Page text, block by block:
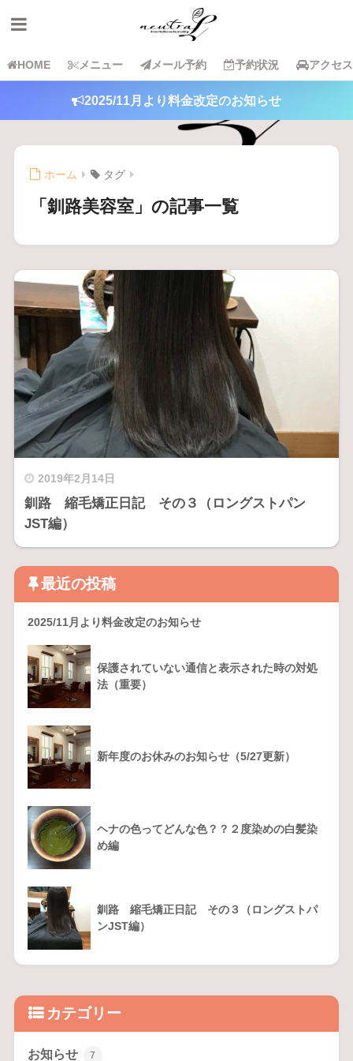
HOME メニュー メール予約 予約状況 アクセス
2025/11月より料金改定のお知らせ
ホーム タグ
「釧路美容室」の記事一覧
2019年2月14日
釧路 縮毛矯正日記 その３（ロングストパン
JST編）
最近の投稿
2025/11月より料金改定のお知らせ
保護されていない通信と表示された時の対処
法（重要）
新年度のお休みのお知らせ（5/27更新）
ヘナの色ってどんな色？？２度染めの白髪染
め編
釧路 縮毛矯正日記 その３（ロングストパ
ンJST編）
カテゴリー
お知らせ 7